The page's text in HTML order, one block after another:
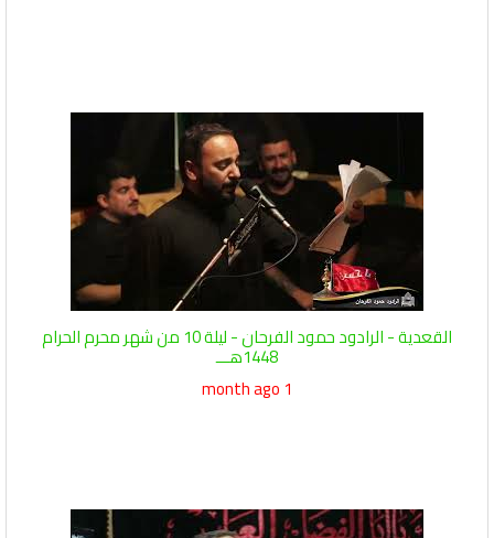
القعدية - الرادود حمود الفرحان - ليلة 10 من شهر محرم الحرام
1448هـــ
1 month ago